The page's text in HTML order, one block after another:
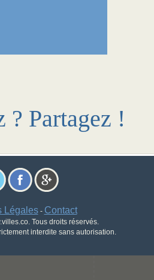
? Partagez !
Légales- Contact
Tous droits réservés.
interdite sans autorisation.